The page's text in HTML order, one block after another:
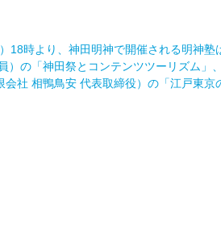
18時より、神田明神で開催される明神塾
）の「神田祭とコンテンツツーリズム」
会社 相鴨鳥安 代表取締役）の「江戸東京